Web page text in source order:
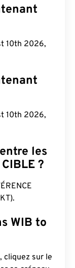
10th 2026,
10th 2026,
les
?
WIB to
cliquez sur le